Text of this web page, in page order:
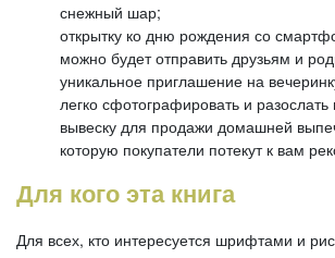
снежный шар;
открытку ко дню рождения со
можно будет отправить друзьям и
уникальное приглашение на
легко сфотографировать и разослать
вывеску для продажи домашней
которую покупатели потекут к вам
Для кого эта книга
Для всех, кто интересуется шрифтами и